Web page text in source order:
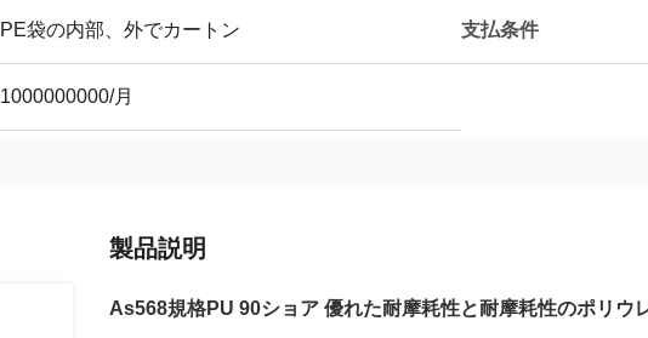
PE袋の内部、外でカートン 支払条件
1000000000/月
製品説明
As568規格PU 90ショア 優れた耐摩耗性と耐摩耗性のポリウ